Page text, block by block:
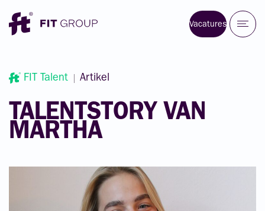
Vacatures
FIT Talent Artikel
TALENTSTORY VAN
MARTHA